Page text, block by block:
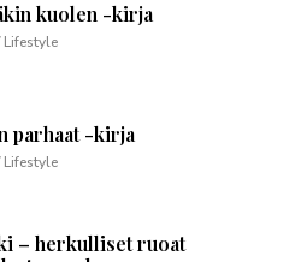
kuolen -kirja
parhaat -kirja
– herkulliset ruoat